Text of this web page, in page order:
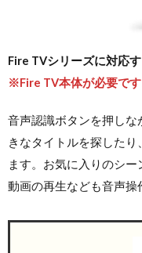
Fire TVシリーズに対応
※Fire TV本体が必要です
音声認識ボタンを押し
きなタイトルを探した
ます。お気に入りのシー
動画の再生なども音声操